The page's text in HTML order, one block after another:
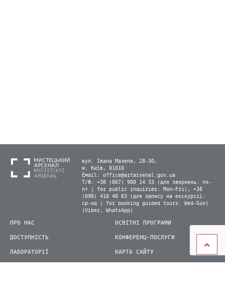
вул. Івана Мазепи, 28-30,
м. Київ, 01010
Email: office@artarsenal.gov.ua
Т/Ф: +38 (067) 900 14 33 (для звернень: пн-
пт | for public inquiries: Mon–Fri), +38
(098) 416 40 63 (для запису на екскурсії:
ср-нд | for booking guided tours: Wed–Sun)
(Viber, WhatsApp)
ПРО НАС
ДОСТУПНІСТЬ
ЛАБОРАТОРІЇ
ОСВІТНІ ПРОГРАМИ
КОНФЕРЕНЦ-ПОСЛУГИ
КАРТА САЙТУ